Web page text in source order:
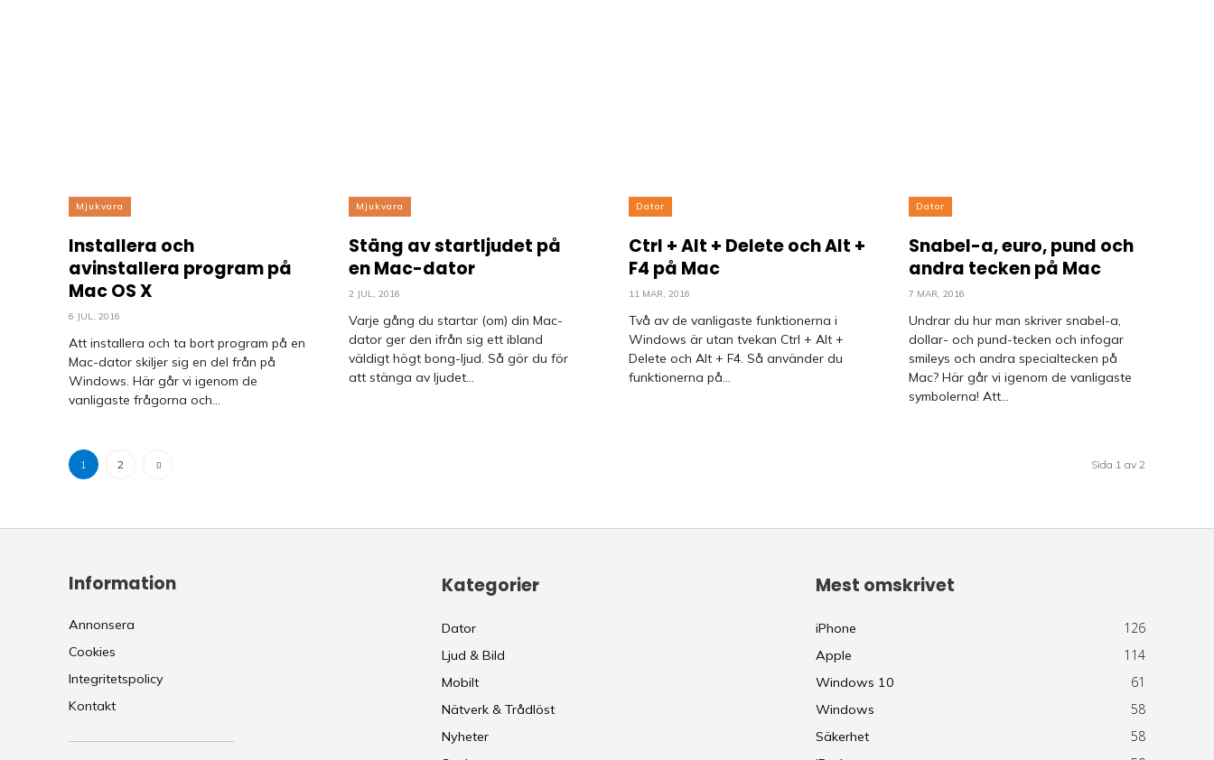
Mjukvara
Installera och
avinstallera program på
Mac OS X
6 JUL, 2016
Att installera och ta bort program på en
Mac-dator skiljer sig en del från på
Windows. Här går vi igenom de
vanligaste frågorna och...
Mjukvara
Stäng av startljudet på
en Mac-dator
2 JUL, 2016
Varje gång du startar (om) din Mac-
dator ger den ifrån sig ett ibland
väldigt högt bong-ljud. Så gör du för
att stänga av ljudet...
Dator
Ctrl + Alt + Delete och Alt +
F4 på Mac
11 MAR, 2016
Två av de vanligaste funktionerna i
Windows är utan tvekan Ctrl + Alt +
Delete och Alt + F4. Så använder du
funktionerna på...
Dator
Snabel-a, euro, pund och
andra tecken på Mac
7 MAR, 2016
Undrar du hur man skriver snabel-a,
dollar- och pund-tecken och infogar
smileys och andra specialtecken på
Mac? Här går vi igenom de vanligaste
symbolerna! Att...
1 2 Sida 1 av 2
Information
Annonsera
Cookies
Integritetspolicy
Kontakt
Kategorier
Dator
Ljud & Bild
Mobilt
Nätverk & Trådlöst
Nyheter
Mest omskrivet
iPhone 126
Apple 114
Windows 10 61
Windows 58
Säkerhet 58